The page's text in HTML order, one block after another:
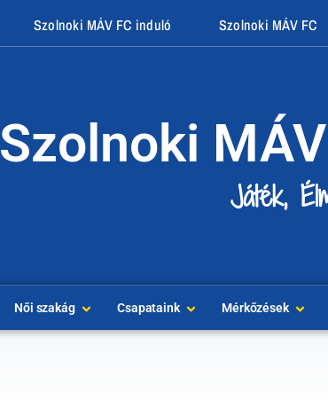
Szolnoki MÁV FC induló Szolnoki MÁV FC
Szolnoki
Játék,
Női szakág Csapataink Mérkőzések